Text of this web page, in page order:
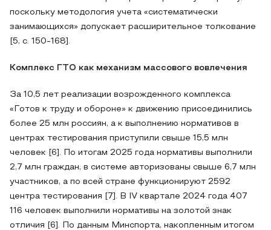
поскольку методология учета «систематически
занимающихся» допускает расширительное толкование
[5, с. 150-168].
Комплекс ГТО как механизм массового вовлечения
За 10,5 лет реализации возрожденного комплекса
«Готов к труду и обороне» к движению присоединились
более 25 млн россиян, а к выполнению нормативов в
центрах тестирования приступили свыше 15,5 млн
человек [6]. По итогам 2025 года нормативы выполнили
2,7 млн граждан, в системе авторизованы свыше 6,7 млн
участников, а по всей стране функционируют 2592
центра тестирования [7]. В IV квартале 2024 года 407
116 человек выполнили нормативы на золотой знак
отличия [6]. По данным Минспорта, накопленным итогом